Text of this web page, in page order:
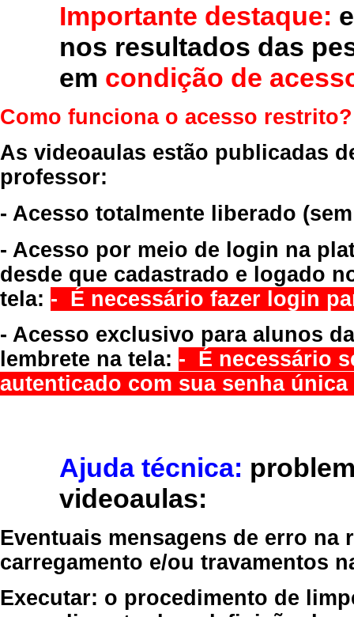
Importante destaque:
nos resultados das
em condição de
Como funciona o acesso restrito?
As videoaulas estão publicadas
professor:
- Acesso totalmente liberado
- Acesso por meio de login na
desde que cadastrado e logado
tela: - É necessário fazer login
- Acesso exclusivo para alunos
lembrete na tela: - É necessário
autenticado com sua senha
Ajuda técnica:
videoaulas:
Eventuais mensagens de erro
carregamento e/ou travamentos
Executar: o procedimento de